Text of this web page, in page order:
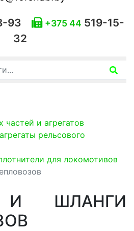
93 +375 44 519-15-
32
частей и агрегатов
рельсового
для локомотивов
И ШЛАНГИ